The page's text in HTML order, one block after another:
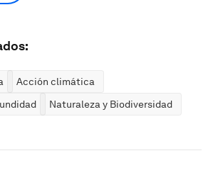
Acción climática
Naturaleza y Biodiversidad